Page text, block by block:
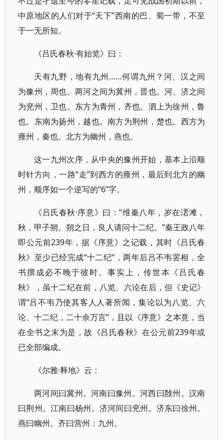
中原地区的人们对于“天下”西南的巴、蜀一带，不至
于一无所知。
《吕氏春秋·有始览》曰：
天有九野，地有九州……何谓九州？河、汉之间
为豫州，周也。两河之间为冀州，晋也。河、济之间
为兖州，卫也。东方为青州，齐也。泗上为徐州，鲁
也。东南为扬州，越也。南方为荆州，楚也。西方为
雍州，秦也。北方为幽州，燕也。
这一九州次序，从中央的豫州开始，基本上沿顺
时针方向，一路“走”到西方的雍州，最后到北方的幽
州，顺序如一个逆写的“6”字。
《吕氏春秋·序意》曰：“维秦八年，岁在涒滩，
秋，甲子朔。朔之日，良人请问十二纪。”秦王政八年
即公元前239年，据《序意》之记载，其时《吕氏春
秋》至少已经完成“十二纪”，两年后吕不韦罢相，全
书撰成必不晚于彼时。事实上，传世本《吕氏春
秋》，虽十二纪在前，八览、六论在后，但《史记》
谓“吕不韦乃使其客人人著所闻，集论以为八览、六
论、十二纪，二十余万言”，且以《序意》之本意，当
在全书之末为是，故《吕氏春秋》在公元前239年或
已全部编成。
《尔雅·释地》云：
两河间曰冀州。河南曰豫州。河西曰雝州。汉南
曰荆州。江南曰杨州。济河间曰兖州。济东曰徐州。
燕曰幽州。齐曰营州：九州。